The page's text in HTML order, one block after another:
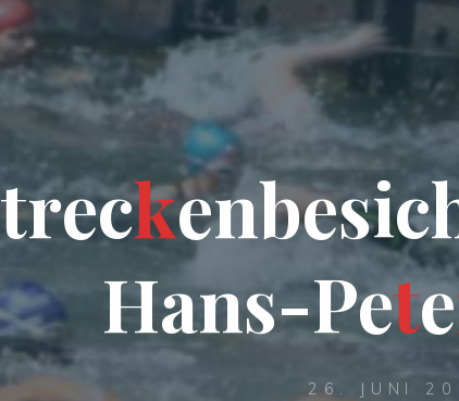
treckenbb
esic
Ha
ans
s-Pete
26. JUNI